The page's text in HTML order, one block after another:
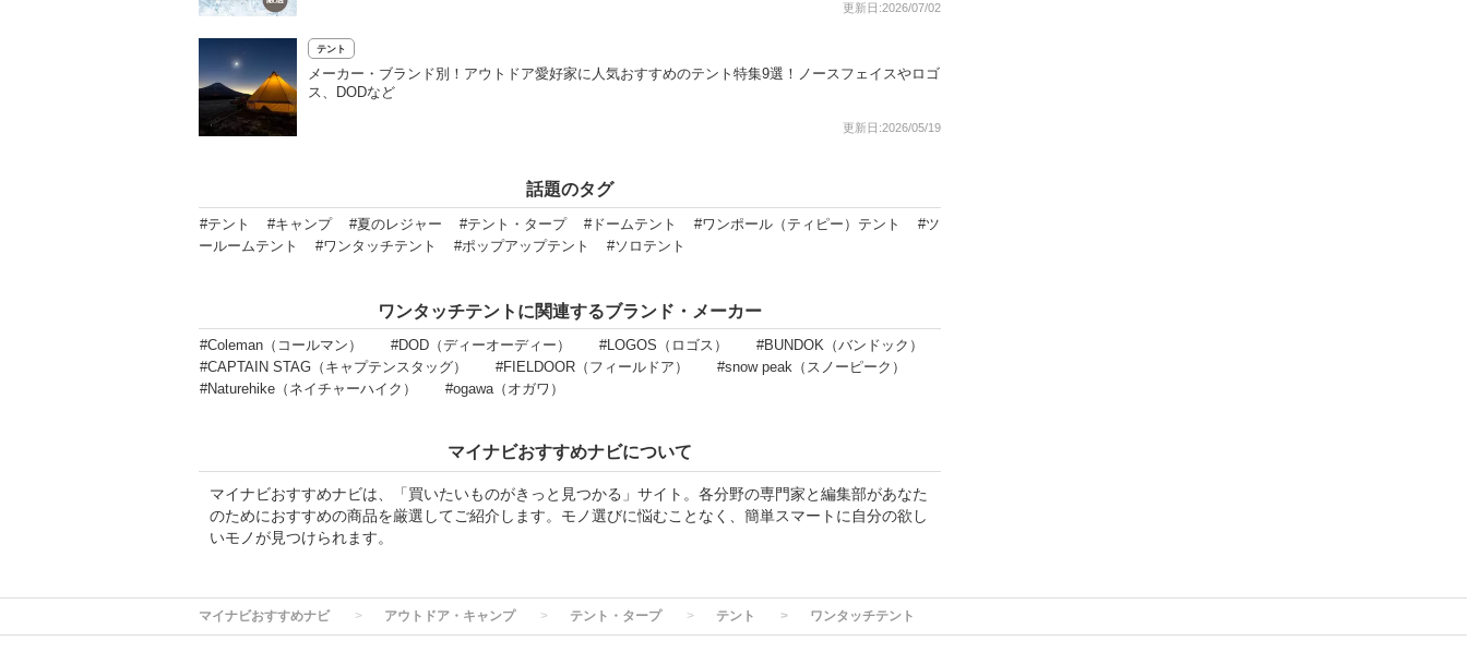
更新日:2026/07/02
テント
メーカー・ブランド別！アウトドア愛好家に人気おすすめのテント特集9選！ノースフェイスやロゴ
ス、DODなど
更新日:2026/05/19
話題のタグ
#テント #キャンプ #夏のレジャー #テント・タープ #ドームテント #ワンポール（ティピー）テント
#ツ
ールームテント
#ワンタッチテント #ポップアップテント #ソロテント
ワンタッチテントに関連するブランド・メーカー
#Coleman（コールマン） #DOD（ディーオーディー） #LOGOS（ロゴス）
#BUNDOK（バンドック）
#CAPTAIN STAG（キャプテンスタッグ）
#FIELDOOR（フィールドア）
#snow peak（スノーピーク）
#Naturehike（ネイチャーハイク）
#ogawa（オガワ）
マイナビおすすめナビについて
マイナビおすすめナビは、「買いたいものがきっと見つかる」サイト。各分野の専門家と編集部があなた
のためにおすすめの商品を厳選してご紹介します。モノ選びに悩むことなく、簡単スマートに自分の欲し
いモノが見つけられます。
マイナビおすすめナビ アウトドア・キャンプ テント・タープ テント ワンタッチテント